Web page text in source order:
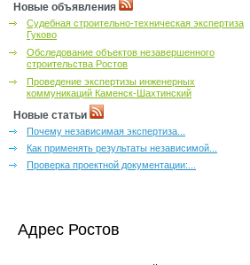
Новые объявления
Судебная строительно-техническая экспертиза
Гуково
Обследование объектов незавершенного
строительства Ростов
Проведение экспертизы инженерных
коммуникаций Каменск-Шахтинский
Новые статьи
Почему независимая экспертиза...
Как применять результаты независимой...
Проверка проектной документации:...
Адрес Ростов